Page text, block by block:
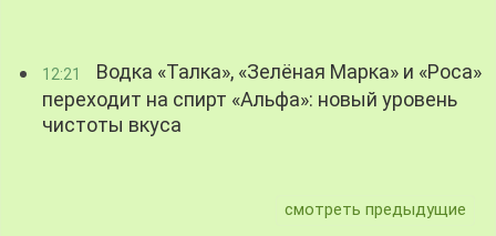
12:21
Водка «Талка», «Зелёная Марка» и «Роса»
переходит на спирт «Альфа»: новый уровень
чистоты вкуса
смотреть предыдущие